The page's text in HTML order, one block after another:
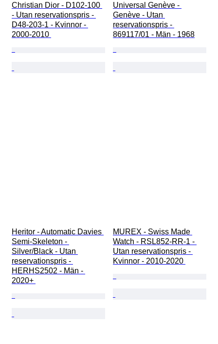
Christian Dior - D102-100
- Utan reservationspris -
D48-203-1 - Kvinnor -
2000-2010
Universal Genève -
Genève - Utan
reservationspris -
869117/01 - Män - 1968
Heritor - Automatic Davies
Semi-Skeleton -
Silver/Black - Utan
reservationspris -
HERHS2502 - Män -
2020+
MUREX - Swiss Made
Watch - RSL852-RR-1 -
Utan reservationspris -
Kvinnor - 2010-2020